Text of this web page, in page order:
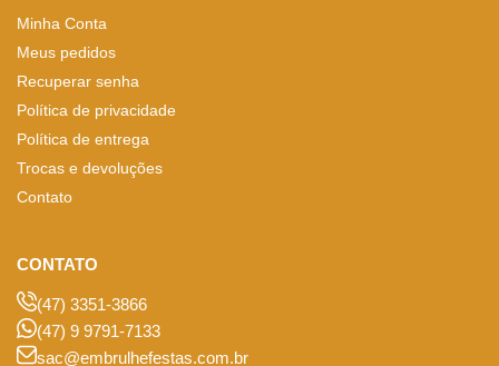
Minha Conta
Meus pedidos
Recuperar senha
Política de privacidade
Política de entrega
Trocas e devoluções
Contato
CONTATO
(47) 3351-3866
(47) 9 9791-7133
sac@embrulhefestas.com.br